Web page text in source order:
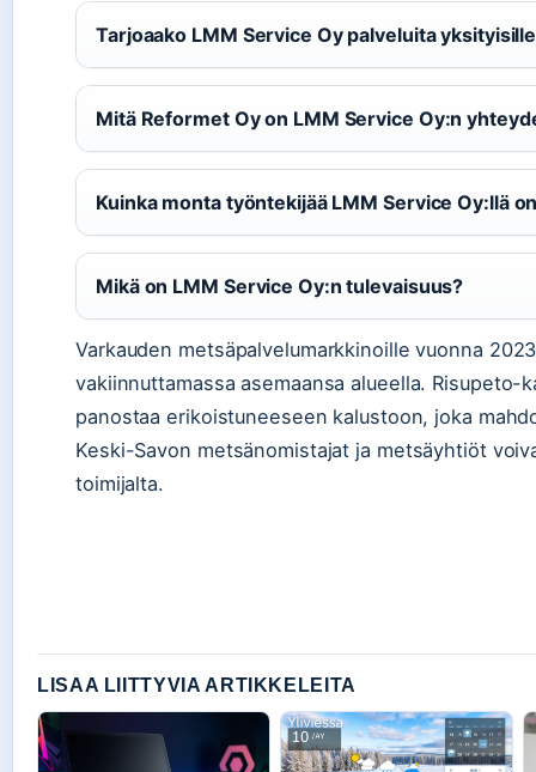
Tarjoaako LMM Service Oy palveluita
Mitä Reformet Oy on LMM Service Oy:n
Kuinka monta työntekijää LMM Service Oy:llä
Mikä on LMM Service Oy:n tulevaisuus?
Varkauden metsäpalvelumarkkinoille vuonna
vakiinnuttamassa asemaansa alueella.
panostaa erikoistuneeseen kalustoon, joka
Keski-Savon metsänomistajat ja metsäyhtiöt
toimijalta.
LISAA LIITTYVIA ARTIKKELEITA